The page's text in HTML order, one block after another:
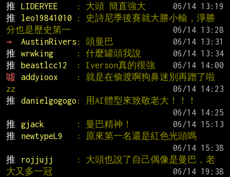
推
LIDERYEE : 大頭 簡直強大
推
leo19841010
: 史詩尼季後賽就大勝小輸，淨勝
分也是歷史第一
→
AustinRivers : 頭曼巴
推
wrwking : 什麼罐頭我說
推
beastlcc12 : Iverson真的很強
噓
addyioox
: 就是在偷渡啊狗鼻迷別再蹭了啦
zz
推
danielgogogo : 用AI體型來致敬老大！！！
推
gjack : 曼巴精神！
推
newtypeL9
: 原來第一名還是紅色光頭嗎
推
rojjujj
: 大頭也說了自己偶像是曼巴，老
大又多一冠